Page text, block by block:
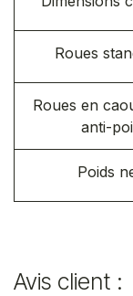
Roues
Roues en
anti-
Poids
Avis client :